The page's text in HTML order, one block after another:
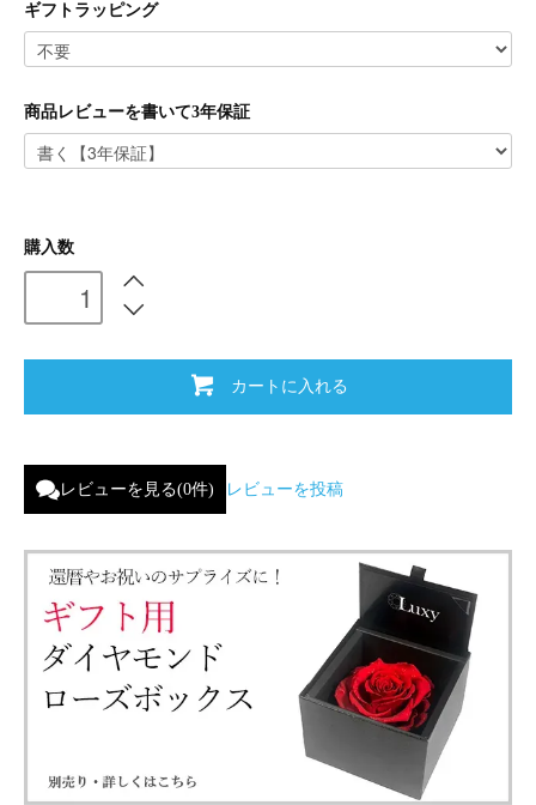
ギフトラッピング
商品レビューを書いて3年保証
購入数
カートに入れる
レビューを見る(0件) レビューを投稿